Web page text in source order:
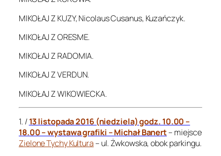
MIKOŁAJ Z KUZY, Nicolaus Cusanus, Kuzańczyk.
MIKOŁAJ Z ORESME.
MIKOŁAJ Z RADOMIA.
MIKOŁAJ Z VERDUN.
MIKOŁAJ Z WIKOWIECKA.
1. / 13 listopada 2016 (niedziela) godz. 10.00 –
18.00 – wystawa grafiki – Michał Banert– miejsce
Zielone Tychy Kultura – ul. Żwkowska, obok parkingu.